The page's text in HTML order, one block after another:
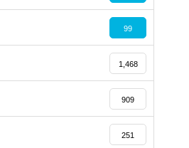
99
1,468
909
251